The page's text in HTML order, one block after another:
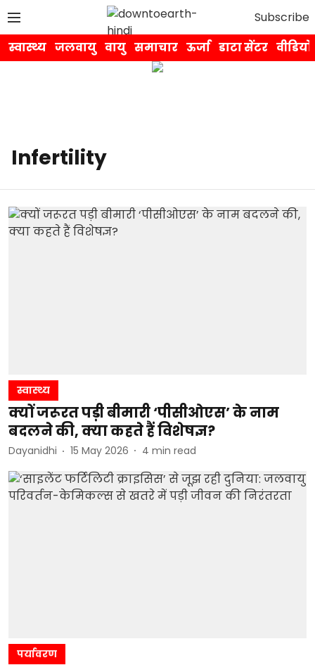
Subscribe
स्वास्थ्य जलवायु वायु समाचार ऊर्जा डाटा सेंटर वीडियो
Infertility
स्वास्थ्य
क्यों जरूरत पड़ी बीमारी ‘पीसीओएस’ के नाम
बदलने की, क्या कहते हैं विशेषज्ञ?
Dayanidhi 15 May 2026 4 min read
पर्यावरण